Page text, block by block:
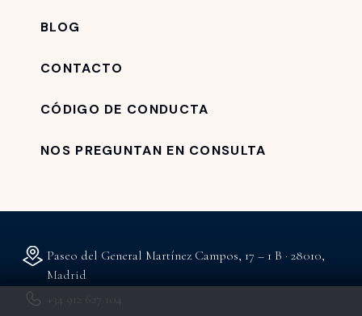
BLOG
CONTACTO
CÓDIGO DE CONDUCTA
NOS PREGUNTAN EN CONSULTA
Paseo del General Martínez Campos, 17 – 1 B · 28010,
Madrid
+34 912 627 104